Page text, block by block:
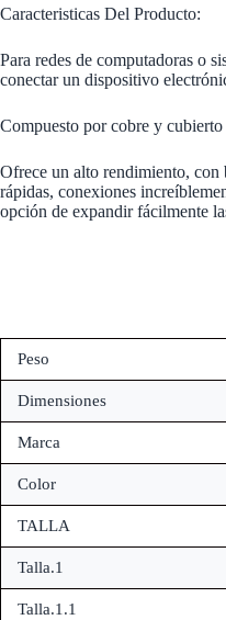
Caracteristicas Del Producto:
Para redes de computadoras o
conectar un dispositivo
Compuesto por cobre y cubierto
Ofrece un alto rendimiento, con
rápidas, conexiones
opción de expandir fácilmente
Peso
Dimensiones
Marca
Color
TALLA
Talla.1
Talla.1.1